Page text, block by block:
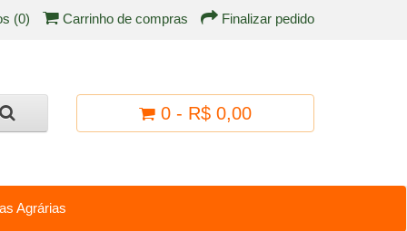
(0) Carrinho de compras Finalizar pedido
0 - R$ 0,00
Agrárias